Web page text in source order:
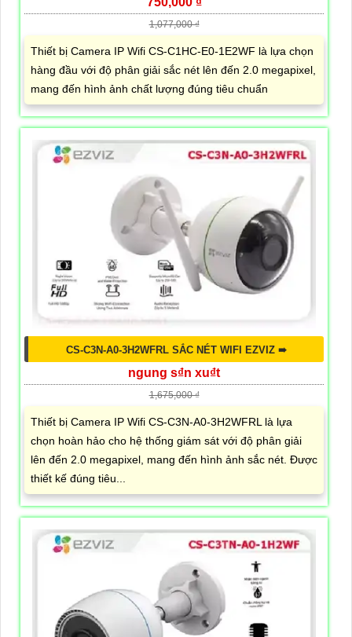
1,077,000 ₫
Thiết bị Camera IP Wifi CS-C1HC-E0-1E2WF là lựa chọn
hàng đầu với độ phân giải sắc nét lên đến 2.0 megapixel,
mang đến hình ảnh chất lượng đúng tiêu chuẩn
CS-C3N-A0-3H2WFRL SẮC NÉT WIFI EZVIZ ➠
ngung s₫n xu₫t
1,675,000 ₫
Thiết bị Camera IP Wifi CS-C3N-A0-3H2WFRL là lựa
chọn hoàn hảo cho hệ thống giám sát với độ phân giải
lên đến 2.0 megapixel, mang đến hình ảnh sắc nét. Được
thiết kế đúng tiêu...